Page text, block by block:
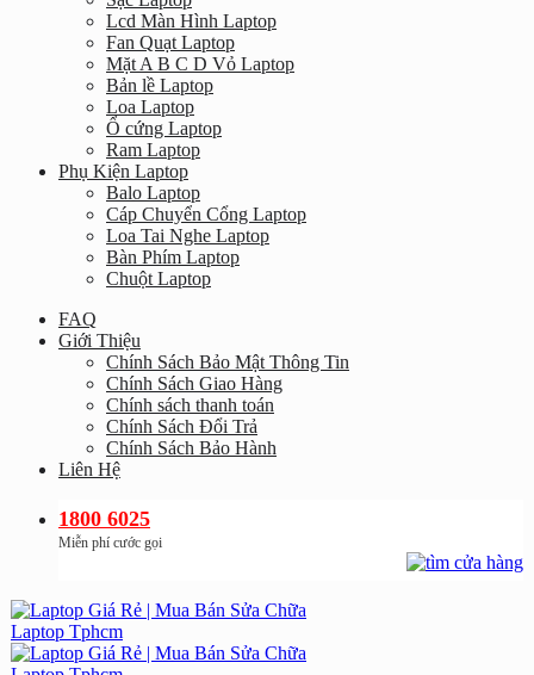
Lcd Màn Hình Laptop
Fan Quạt Laptop
Mặt A B C D Vỏ Laptop
Bản lề Laptop
Loa Laptop
Ổ cứng Laptop
Ram Laptop
Phụ Kiện Laptop
Balo Laptop
Cáp Chuyển Cổng Laptop
Loa Tai Nghe Laptop
Bàn Phím Laptop
Chuột Laptop
FAQ
Giới Thiệu
Chính Sách Bảo Mật Thông Tin
Chính Sách Giao Hàng
Chính sách thanh toán
Chính Sách Đổi Trả
Chính Sách Bảo Hành
Liên Hệ
1800 6025
Miễn phí cước gọi